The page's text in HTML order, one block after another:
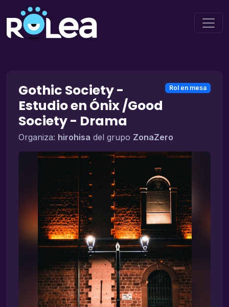
Rol en mesa
Gothic Society -
Estudio en Ónix /Good
Society - Drama
Organiza: hirohisa del grupo ZonaZero